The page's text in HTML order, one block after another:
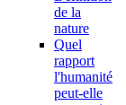
de la
nature
Quel
rapport
l'humanité
peut-elle